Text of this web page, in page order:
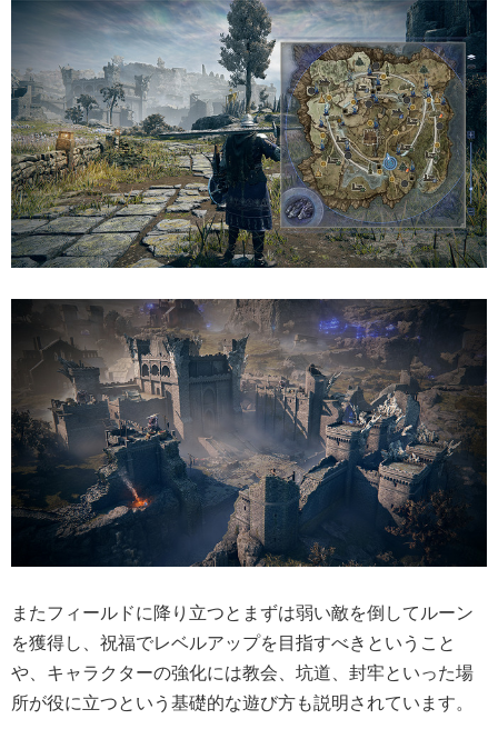
またフィールドに降り立つとまずは弱い敵を倒してルーン
を獲得し、祝福でレベルアップを目指すべきということ
や、キャラクターの強化には教会、坑道、封牢といった場
所が役に立つという基礎的な遊び方も説明されています。